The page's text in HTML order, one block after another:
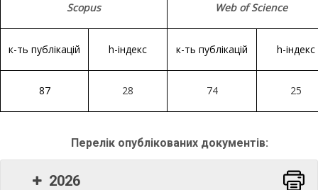
Scopus Web of Science
к-ть публікацій h-індекс к-ть публікацій h-індекс
87 28 74 25
Перелік опублікованих документів:
2026 Word